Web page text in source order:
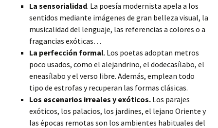
La sensorialidad. La poesía modernista apela a los
sentidos mediante imágenes de gran belleza visual, la
musicalidad del lenguaje, las referencias a colores o a
fragancias exóticas…
La perfección formal. Los poetas adoptan metros
poco usados, como el alejandrino, el dodecasílabo, el
eneasílabo y el verso libre. Además, emplean todo
tipo de estrofas y recuperan las formas clásicas.
Los escenarios irreales y exóticos. Los parajes
exóticos, los palacios, los jardines, el lejano Oriente y
las épocas remotas son los ambientes habituales del